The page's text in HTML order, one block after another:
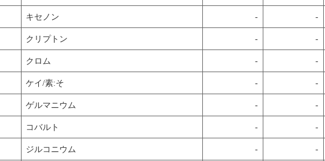
キセノン - -
クリプトン - -
クロム - -
ケイ/素:そ - -
ゲルマニウム - -
コバルト - -
ジルコニウム - -